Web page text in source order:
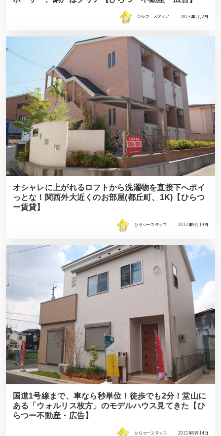
ひらつースタッフ 2013年1月2日
オシャレに上がれるロフトから洗濯物を直接下へポイ
っとな！関西外大近くのお部屋(都丘町、1K)【ひらつ
ー賃貸】
ひらつースタッフ 2012年9月19日
国道1号線まで、車なら秒単位！徒歩でも2分！堂山に
ある「ウォルリス枚方」のモデルハウス見てきた【ひ
らつー不動産・広告】
ひらつースタッフ 2012年9月14日